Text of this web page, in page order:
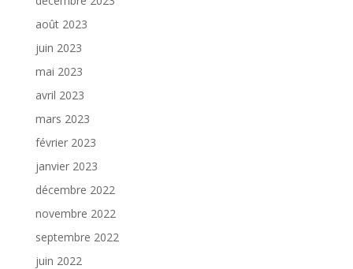
août 2023
juin 2023
mai 2023
avril 2023
mars 2023
février 2023
janvier 2023
décembre 2022
novembre 2022
septembre 2022
juin 2022